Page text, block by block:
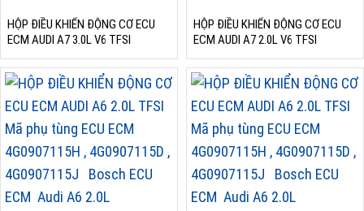
HỘP ĐIỀU KHIỂN ĐỘNG CƠ ECU
ECM AUDI A7 3.0L V6 TFSI
HỘP ĐIỀU KHIỂN ĐỘNG CƠ ECU
ECM AUDI A7 2.0L V6 TFSI